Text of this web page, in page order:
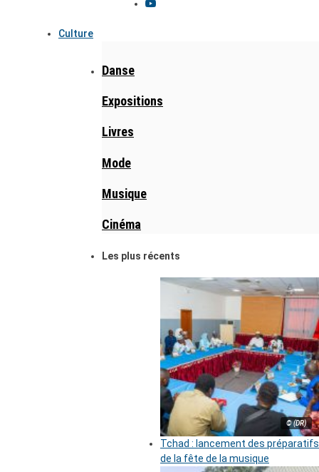
Culture
Danse
Expositions
Livres
Mode
Musique
Cinéma
Les plus récents
© (DR)
Tchad : lancement des préparatifs
de la fête de la musique